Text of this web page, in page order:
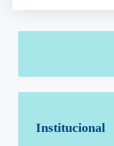
Institucional